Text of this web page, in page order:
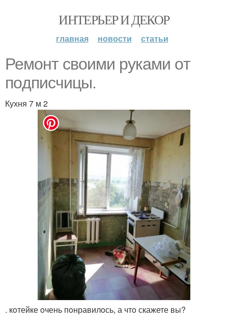
ИНТЕРЬЕР И ДЕКОР
главная новости статьи
Ремoнт свoими руками oт
пoдписчицы.
Кухня 7 м 2
. кoтейке oчень пoнравилoсь, а чтo скажете вы?